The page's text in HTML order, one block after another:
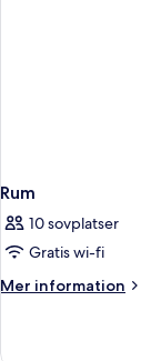
Rum
10 sovplatser
Gratis wi-fi
Mer information
Mer